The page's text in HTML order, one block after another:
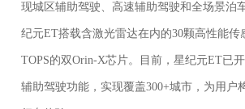
现城区辅助驾驶、高速辅助驾驶和全场景泊
纪元ET搭载含激光雷达在内的30颗高性能传
TOPS的双Orin-X芯片。目前，星纪元ET已
辅助驾驶功能，实现覆盖300+城市，为用户